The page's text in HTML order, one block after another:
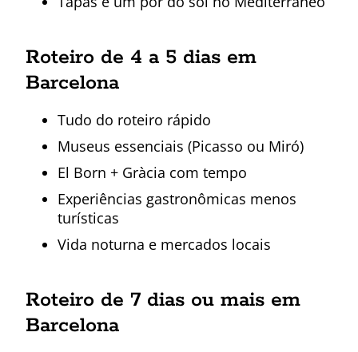
Roteiro de 4 a 5 dias em
Barcelona
Tudo do roteiro rápido
Museus essenciais (Picasso ou Miró)
El Born + Gràcia com tempo
Experiências gastronômicas menos
turísticas
Vida noturna e mercados locais
Roteiro de 7 dias ou mais em
Barcelona